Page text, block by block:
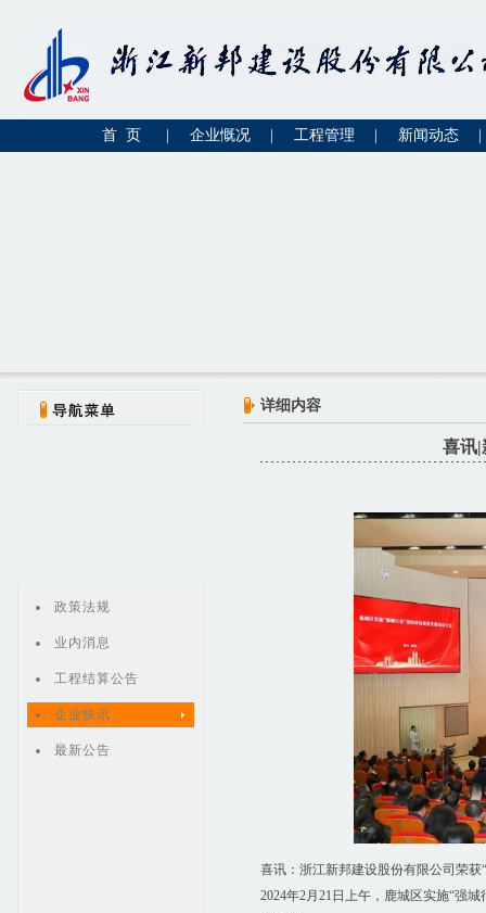
首 页 企业慨况 工程管理 新闻动态
政策法规
业内消息
工程结算公告
企业快讯
最新公告
详细内容
喜讯|
喜讯：浙江新邦建设股份有限公司荣获
2024年2月21日上午，鹿城区实施“强